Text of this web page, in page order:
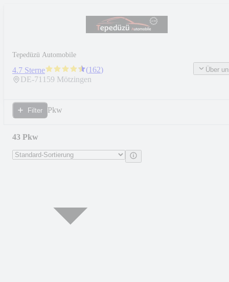
Tepedüzü Automobile
4.7 Sterne (162)
DE-71159 Mötzingen
Über
Filter Pkw
43 Pkw